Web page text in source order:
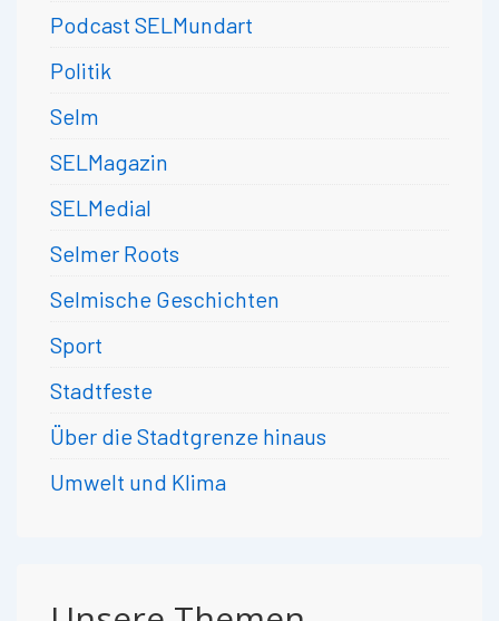
Podcast SELMundart
Politik
Selm
SELMagazin
SELMedial
Selmer Roots
Selmische Geschichten
Sport
Stadtfeste
Über die Stadtgrenze hinaus
Umwelt und Klima